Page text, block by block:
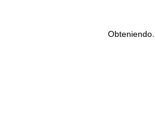
Obteniendo...